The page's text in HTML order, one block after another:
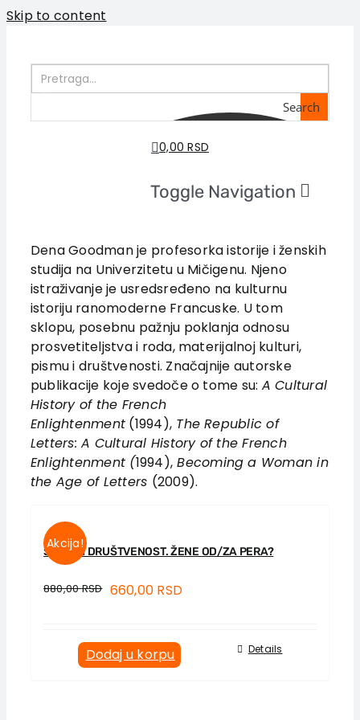
Skip to content
Search
0,00 RSD
Toggle Navigation
O nama
Knjige
U pripremi
Akcija
Autori
Vesti
EU PROJEKTI
Kontakt
Dena Goodman je profesorka istorije i ženskih
studija na Univerzitetu u Mičigenu. Njeno
istraživanje je usredsređeno na kulturnu
istoriju ranomoderne Francuske. U tom
sklopu, posebnu pažnju poklanja odnosu
prosvetiteljstva i roda, materijalnoj kulturi,
pismu i društvenosti. Značajnije autorske
publikacije koje svedoče o tome su: A Cultural
History of the French
Enlightenment (1994), The Republic of
Letters: A Cultural History of the French
Enlightenment (1994), Becoming a Woman in
the Age of Letters (2009).
Akcija!
SALON I DRUŠTVENOST. ŽENE OD/ZA PERA?
880,00RSD 660,00 RSD
Dodaj u korpu Details